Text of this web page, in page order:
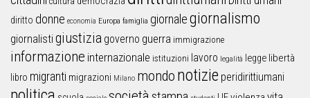
diritto donne economia Europa famiglia giornalegiornalismo
giornalistigiustizia governo guerra immigrazione
informazione internazionale istituzioni lavoro legalità legge libertà
libro migranti migrazioni Milano mondo notizie peridirittiumani